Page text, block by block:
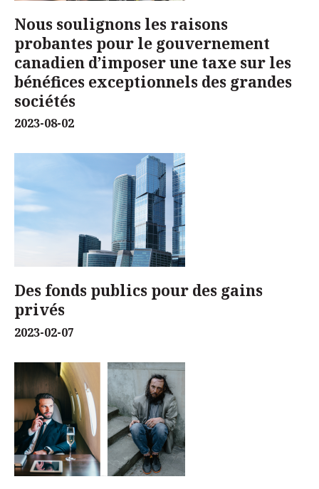
Nous soulignons les raisons
probantes pour le gouvernement
canadien d’imposer une taxe sur les
bénéfices exceptionnels des grandes
sociétés
2023-08-02
Des fonds publics pour des gains
privés
2023-02-07